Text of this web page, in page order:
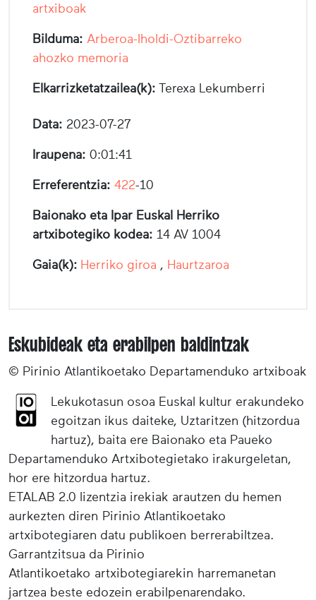
artxiboak
Bilduma: Arberoa-Iholdi-Oztibarreko
ahozko memoria
Elkarrizketatzailea(k): Terexa Lekumberri
Data: 2023-07-27
Iraupena: 0:01:41
Erreferentzia: 422-10
Baionako eta Ipar Euskal Herriko
artxibotegiko kodea: 14 AV 1004
Gaia(k): Herriko giroa , Haurtzaroa
Eskubideak eta erabilpen baldintzak
© Pirinio Atlantikoetako Departamenduko artxiboak
Lekukotasun osoa Euskal kultur erakundeko
egoitzan ikus daiteke, Uztaritzen (hitzordua
hartuz), baita ere Baionako eta Paueko
Departamenduko Artxibotegietako irakurgeletan,
hor ere hitzordua hartuz.
ETALAB 2.0 lizentzia irekiak arautzen du hemen
aurkezten diren Pirinio Atlantikoetako
artxibotegiaren datu publikoen berrerabiltzea.
Garrantzitsua da Pirinio
Atlantikoetako artxibotegiarekin harremanetan
jartzea beste edozein erabilpenarendako.